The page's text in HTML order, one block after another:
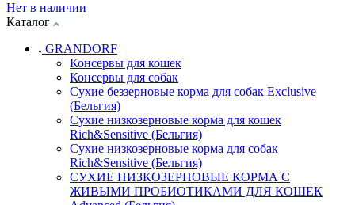
Нет в наличии
Каталог
GRANDORF
Консервы для кошек
Консервы для собак
Сухие беззерновые корма для собак Exclusive
(Бельгия)
Сухие низкозерновые корма для кошек
Rich&Sensitive (Бельгия)
Сухие низкозерновые корма для собак
Rich&Sensitive (Бельгия)
СУХИЕ НИЗКОЗЕРНОВЫЕ КОРМА С
ЖИВЫМИ ПРОБИОТИКАМИ ДЛЯ КОШЕК